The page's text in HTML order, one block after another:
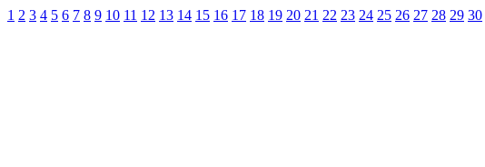
1 2 3 4 5 6 7 8 9 10 11 12 13 14 15 16 17 18 19 20 21 22 23 24 25 26 27 28 29 30